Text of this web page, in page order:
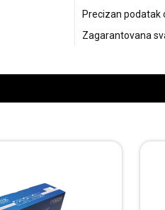
Precizan podatak
Zagarantovana